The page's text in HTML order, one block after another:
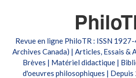
Revue en ligne PhiloTR : ISSN
Archives Canada) | Articles, Essais &
Brèves | Matériel didactique |
d'oeuvres philosophiques | Depuis